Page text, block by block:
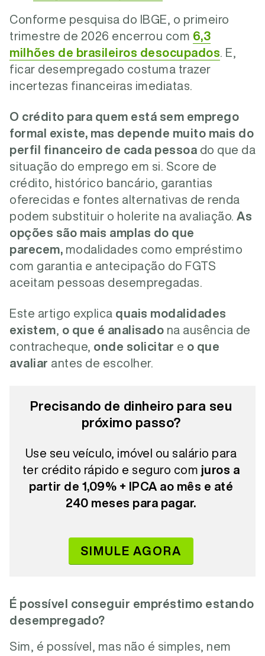
Conforme pesquisa do IBGE, o primeiro
trimestre de 2026 encerrou com 6,3
milhões de brasileiros desocupados . E,
ficar desempregado costuma trazer
incertezas financeiras imediatas.
O crédito para quem está sem emprego
formal existe, mas depende muito mais do
perfil financeiro de cada pessoa do que da
situação do emprego em si. Score de
crédito, histórico bancário, garantias
oferecidas e fontes alternativas de renda
podem substituir o holerite na avaliação. As
opções são mais amplas do que
parecem, modalidades como empréstimo
com garantia e antecipação do FGTS
aceitam pessoas desempregadas.
Este artigo explica quais modalidades
existem o que é analisado na ausência de
contracheque, onde solicitar e o que
avaliar antes de escolher.
Precisando de dinheiro para seu
próximo passo?
Use seu veículo, imóvel ou salário para
ter crédito rápido e seguro com juros a
partir de 1,09% + IPCA ao mês e até
240 meses para pagar.
SIMULE AGORA
É possível conseguir empréstimo estando
desempregado?
Sim, é possível, mas não é simples, nem